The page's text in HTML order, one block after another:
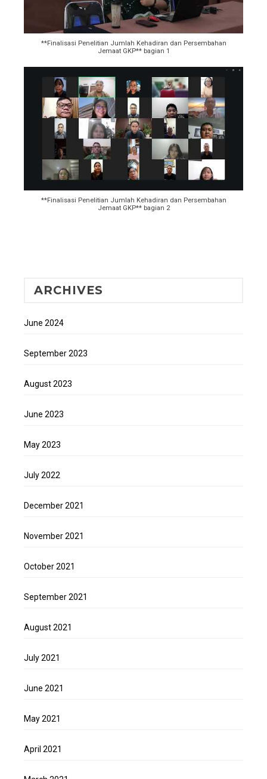
**Finalisasi Penelitian Jumlah Kehadiran dan Persembahan
Jemaat GKP** bagian 1
**Finalisasi Penelitian Jumlah Kehadiran dan Persembahan
Jemaat GKP** bagian 2
ARCHIVES
June 2024
September 2023
August 2023
June 2023
May 2023
July 2022
December 2021
November 2021
October 2021
September 2021
August 2021
July 2021
June 2021
May 2021
April 2021